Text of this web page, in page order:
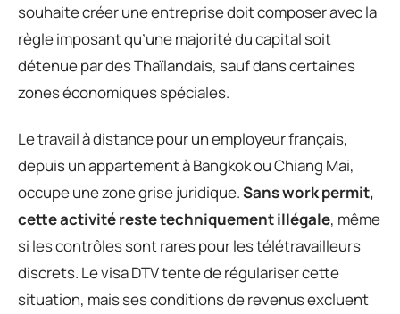
souhaite créer une entreprise doit composer avec la
règle imposant qu’une majorité du capital soit
détenue par des Thaïlandais, sauf dans certaines
zones économiques spéciales.
Le travail à distance pour un employeur français,
depuis un appartement à Bangkok ou Chiang Mai,
occupe une zone grise juridique.Sans work permit,
cette activité reste techniquement illégale, même
si les contrôles sont rares pour les télétravailleurs
discrets. Le visa DTV tente de régulariser cette
situation, mais ses conditions de revenus excluent